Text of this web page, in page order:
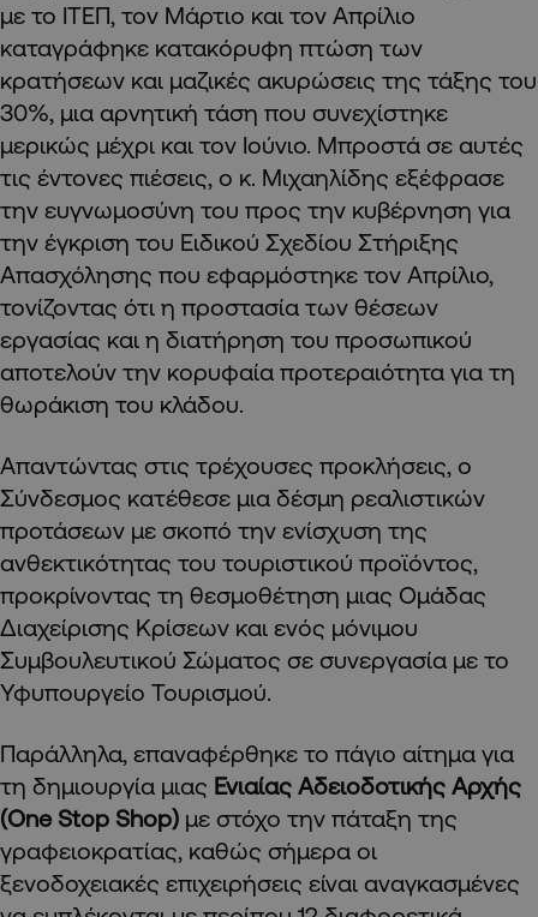
με το ΙΤΕΠ, τον Μάρτιο και τον Απρίλιο
καταγράφηκε κατακόρυφη πτώση των
κρατήσεων και μαζικές ακυρώσεις της τάξης του
30%, μια αρνητική τάση που συνεχίστηκε
μερικώς μέχρι και τον Ιούνιο. Μπροστά σε αυτές
τις έντονες πιέσεις, ο κ. Μιχαηλίδης εξέφρασε
την ευγνωμοσύνη του προς την κυβέρνηση για
την έγκριση του Ειδικού Σχεδίου Στήριξης
Απασχόλησης που εφαρμόστηκε τον Απρίλιο,
τονίζοντας ότι η προστασία των θέσεων
εργασίας και η διατήρηση του προσωπικού
αποτελούν την κορυφαία προτεραιότητα για τη
θωράκιση του κλάδου.
Απαντώντας στις τρέχουσες προκλήσεις, ο
Σύνδεσμος κατέθεσε μια δέσμη ρεαλιστικών
προτάσεων με σκοπό την ενίσχυση της
ανθεκτικότητας του τουριστικού προϊόντος,
προκρίνοντας τη θεσμοθέτηση μιας Ομάδας
Διαχείρισης Κρίσεων και ενός μόνιμου
Συμβουλευτικού Σώματος σε συνεργασία με το
Υφυπουργείο Τουρισμού.
Παράλληλα, επαναφέρθηκε το πάγιο αίτημα για
τη δημιουργία μιας Ενιαίας Αδειοδοτικής Αρχής
(One Stop Shop) με στόχο την πάταξη της
γραφειοκρατίας, καθώς σήμερα οι
ξενοδοχειακές επιχειρήσεις είναι αναγκασμένες